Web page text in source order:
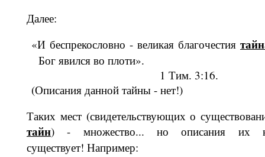
Далее:
«И беспрекословно - великая благочес­тия
Бог явился во плоти».
1 Тим. 3:16.
(Описания данной тайны - нет!)
Таких мест (свидетельствующих о
тайн) - множество... но описания их
существует! Например: